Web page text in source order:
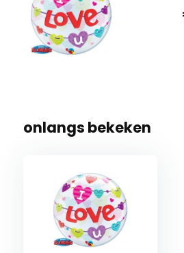
onlangs bekeken